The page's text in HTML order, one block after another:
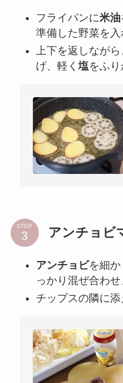
フライパンに米油
準備した野菜を入
上下を返しなが
げ、軽く 塩をふり
STEP アンチョビ
アンチョビを細か
っかり混ぜ合わせ
チップスの隣に添